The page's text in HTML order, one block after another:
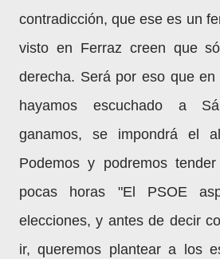
contradicción, que ese es un
visto en Ferraz creen que
derecha. Será por eso que
hayamos escuchado a
ganamos, se impondrá el
Podemos y podremos
pocas horas "El PSOE
elecciones, y antes de decir
ir, queremos plantear a los